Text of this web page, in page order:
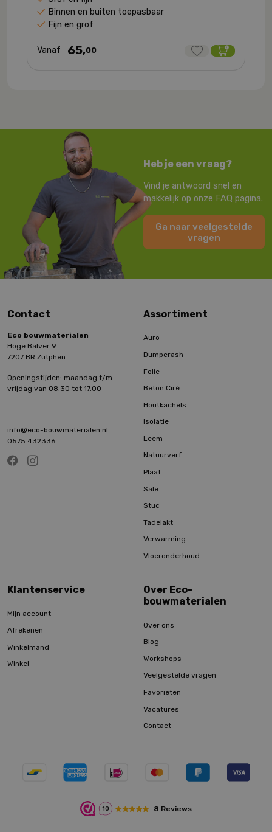
Binnen en buiten toepasbaar
Fijn en grof
Vanaf 65,00
Heb je een vraag?
Vind je antwoord snel en
makkelijk op onze FAQ pagina.
Ga naar veelgestelde
vragen
Contact
Eco bouwmaterialen
Hoge Balver 9
7207 BR Zutphen
Openingstijden: maandag t/m
vrijdag van 08.30 tot 17.00
info@eco-bouwmaterialen.nl
0575 432336
Assortiment
Auro
Dumpcrash
Folie
Beton Ciré
Houtkachels
Isolatie
Leem
Natuurverf
Plaat
Sale
Stuc
Tadelakt
Verwarming
Vloeronderhoud
Klantenservice
Mijn account
Afrekenen
Winkelmand
Winkel
Over Eco-
bouwmaterialen
Over ons
Blog
Workshops
Veelgestelde vragen
Favorieten
Vacatures
Contact
10 8 Reviews